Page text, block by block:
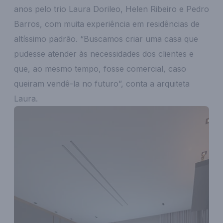
anos pelo trio Laura Dorileo, Helen Ribeiro e Pedro
Barros, com muita experiência em residências de
altíssimo padrão. “Buscamos criar uma casa que
pudesse atender às necessidades dos clientes e
que, ao mesmo tempo, fosse comercial, caso
queiram vendê-la no futuro”, conta a arquiteta
Laura.